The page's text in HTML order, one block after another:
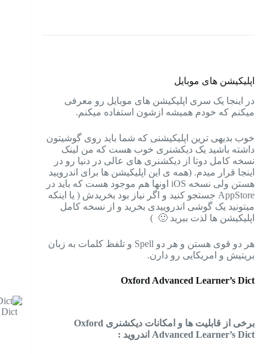
اپلیکیشن های موبایل
در اینجا یک سری اپلیکیشن های موبایل رو معرفی
میکنم که خودم همیشه ازشون استفاده میکنم.
خوب بدیهی ترین اپلیکیشنی که شما باید روی گوشیتون
داشته باشید یک دیکشنری خوب هست که من لینک
نسخه کامل دوتا از دیکشنری های عالی در دنیا رو در
اینجا قرار میدم. (همه ی این اپلیکیشن ها برای اندرویید
هستن ولی نسخه iOS اونها هم موجود هست که باید در
AppStore جستجو کنید و اگر نیاز بود بخریدش ( یا اینکه
میتونید یک گوشی اندروییدی بخرید و از نسخه کامل
اپلیکیشن ها لذت ببرید 🙂 )
هر دو قوی هستن و هر دو Spell و تلفظ کلمات به زبان
بریتیش و امریکایی رو دارن.
Oxford Advanced Learner’s Dict
Dict
برخی از قابلیت ها و امکانات دیکشنری Oxford
Advanced Learner’s Dict اندروید :